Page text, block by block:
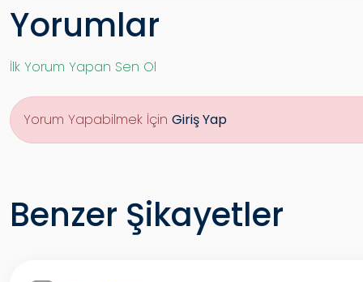
Yorumlar
İlk Yorum Yapan Sen Ol
Yorum Yapabilmek İçin Giriş Yap
Benzer Şikayetler